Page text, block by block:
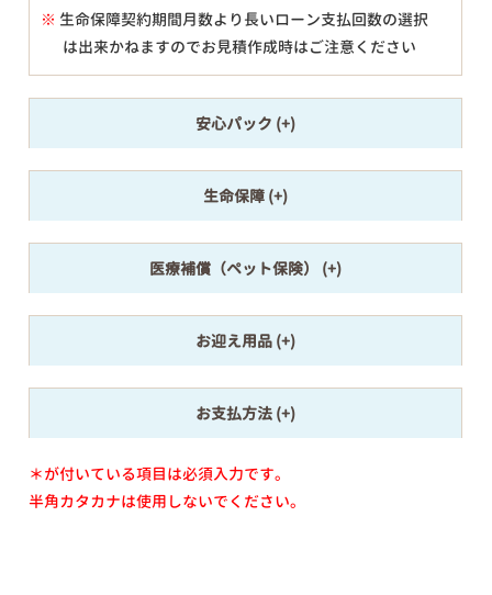
※ 生命保障契約期間月数より長いローン支払回数の選択
は出来かねますのでお見積作成時はご注意ください
安心パック
生命保障
医療補償（ペット保険）
お迎え用品
お支払方法
＊が付いている項目は必須入力です。
半角カタカナは使用しないでください。